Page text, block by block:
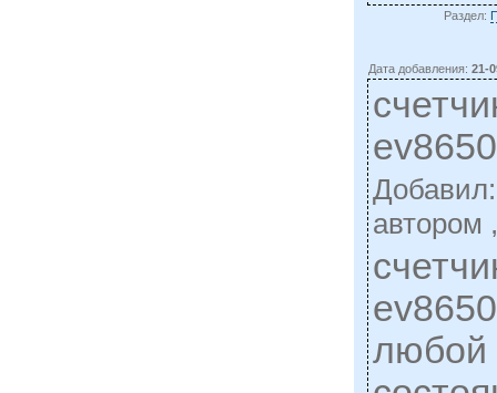
Раздел:
Дата добавления:21-
ev8650
автором
любой